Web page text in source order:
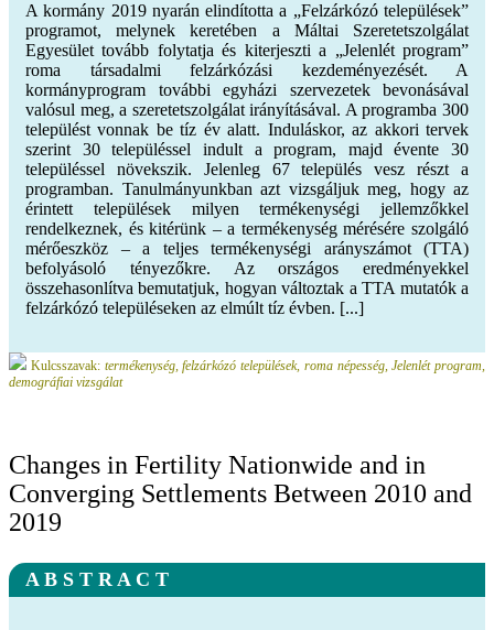
A kormány 2019 nyarán elindította a „Felzárkózó települések”
programot, melynek keretében a Máltai Szeretetszolgálat
Egyesület tovább folytatja és kiterjeszti a „Jelenlét program”
roma társadalmi felzárkózási kezdeményezését. A
kormányprogram további egyházi szervezetek bevonásával
valósul meg, a szeretetszolgálat irányításával. A programba 300
települést vonnak be tíz év alatt. Induláskor, az akkori tervek
szerint 30 településsel indult a program, majd évente 30
településsel növekszik. Jelenleg 67 település vesz részt a
programban. Tanulmányunkban azt vizsgáljuk meg, hogy az
érintett települések milyen termékenységi jellemzőkkel
rendelkeznek, és kitérünk – a termékenység mérésére szolgáló
mérőeszköz – a teljes termékenységi arányszámot (TTA)
befolyásoló tényezőkre. Az országos eredményekkel
összehasonlítva bemutatjuk, hogyan változtak a TTA mutatók a
felzárkózó településeken az elmúlt tíz évben. [...]
Kulcsszavak: termékenység, felzárkózó települések, roma népesség, Jelenlét program,
demográfiai vizsgálat
Changes in Fertility Nationwide and in
Converging Settlements Between 2010 and
2019
A B S T R A C T